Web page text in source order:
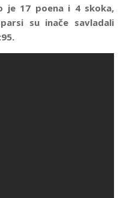
je 17 poena i 4 skoka,
su inače savladali